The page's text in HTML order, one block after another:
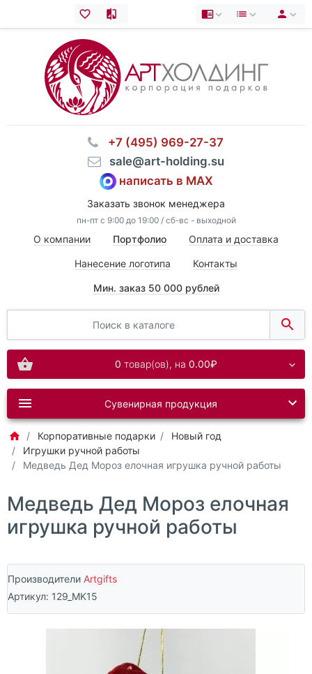
⠀+7 (495) 969-27-37
⠀sale@art-holding.su
написать в MAX
Заказать звонок менеджера
пн-пт с 9:00 до 19:00 / сб-вс - выходной
О компании Портфолио Оплата и доставка
Нанесение логотипа Контакты
Мин. заказ 50 000 рублей
0 товар(ов), на 0.00₽
Сувенирная продукция
Корпоративные подарки
Новый год
Игрушки ручной работы
Медведь Дед Мороз елочная игрушка ручной работы
Медведь Дед Мороз елочная
игрушка ручной работы
Производители Artgifts
Артикул: 129_MK15